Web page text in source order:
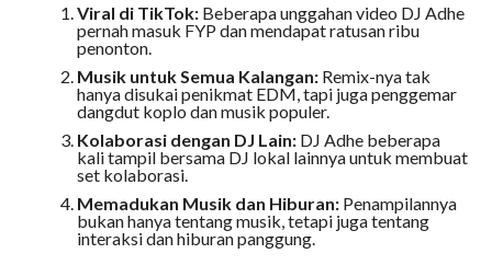
Viral di TikTok:Beberapa unggahan video DJ Adhe
pernah masuk FYP dan mendapat ratusan ribu
penonton.
Musik untuk Semua Kalangan:Remix-nya tak
hanya disukai penikmat EDM, tapi juga penggemar
dangdut koplo dan musik populer.
Kolaborasi dengan DJ Lain:DJ Adhe beberapa
kali tampil bersama DJ lokal lainnya untuk membuat
set kolaborasi.
Memadukan Musik dan Hiburan:Penampilannya
bukan hanya tentang musik, tetapi juga tentang
interaksi dan hiburan panggung.